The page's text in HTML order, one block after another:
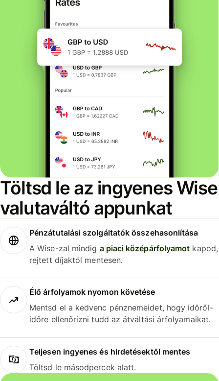
Töltsd le az ingyenes Wise
valutaváltó appunkat
Pénzátutalási szolgáltatók összehasonlítása
A Wise-zal mindig a piaci középárfolyamot kapod,
rejtett díjaktól mentesen.
Élő árfolyamok nyomon követése
Mentsd el a kedvenc pénznemeidet, hogy időről-
időre ellenőrizni tudd az átváltási árfolyamaikat.
Teljesen ingyenes és hirdetésektől mentes
Töltsd le másodpercek alatt.